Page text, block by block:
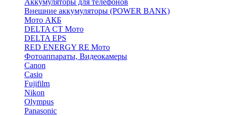
Аккумуляторы для телефонов
Внешние аккумуляторы (POWER BANK)
Мото АКБ
DELTA CT Мото
DELTA EPS
RED ENERGY RE Мото
Фотоаппараты, Видеокамеры
Canon
Casio
Fujifilm
Nikon
Olympus
Panasonic